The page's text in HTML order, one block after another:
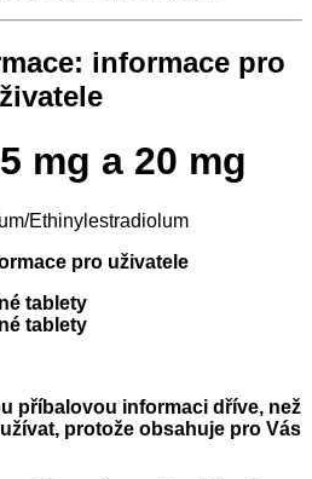
informace pro
mg a 20 mg
Ethinylestradiolum
pro uživatele
tablety
tablety
příbalovou informaci dříve, než
protože obsahuje pro Vás